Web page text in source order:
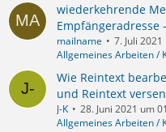
wiederkehrende
Empfängeradresse
mailname
7. Juli
Allgemeines Arbeiten /
Wie Reintext
und Reintext
J-K
28. Juni 2021 um
Allgemeines Arbeiten /